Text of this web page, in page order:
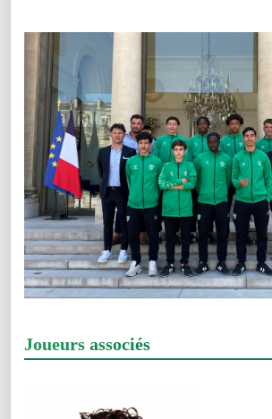
Joueurs associés